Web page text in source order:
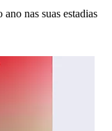
nas suas estadias